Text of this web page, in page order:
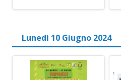
Lunedì 10 Giugno 2024